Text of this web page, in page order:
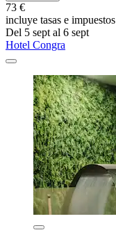
73 €
incluye tasas e impuestos
Del 5 sept al 6 sept
Hotel Congra